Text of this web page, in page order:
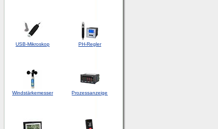
USB-Mikroskop PH-Regler
Windstärkemesser Prozessanzeige